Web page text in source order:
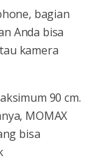
bagian
Anda bisa
kamera
90 cm.
MOMAX
bisa